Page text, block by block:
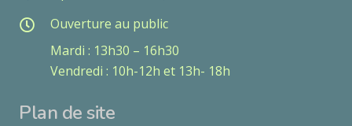
Ouverture au public
Mardi : 13h30 – 16h30
Vendredi : 10h-12h et 13h- 18h
Plan de site